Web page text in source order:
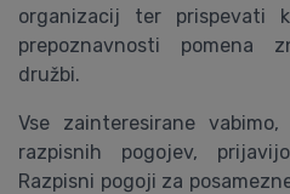
organizacij ter prispevati
prepoznavnosti pomena
družbi.
Vse zainteresirane
razpisnih pogojev,
Razpisni pogoji za